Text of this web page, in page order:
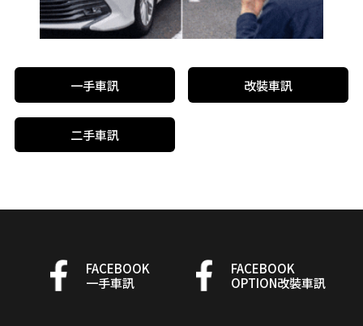
一手車訊 改裝車訊
二手車訊
FACEBOOK
一手車訊
FACEBOOK
OPTION改裝車訊